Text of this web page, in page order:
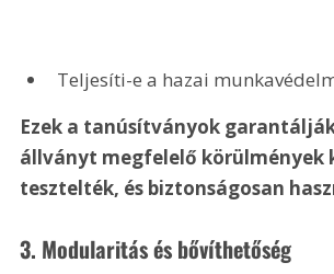
Teljesíti-e a hazai
Ezek a tanúsítványok
állványt megfelelő körülmények
tesztelték, és biztonságosan
3. Modularitás és bővíthetőség